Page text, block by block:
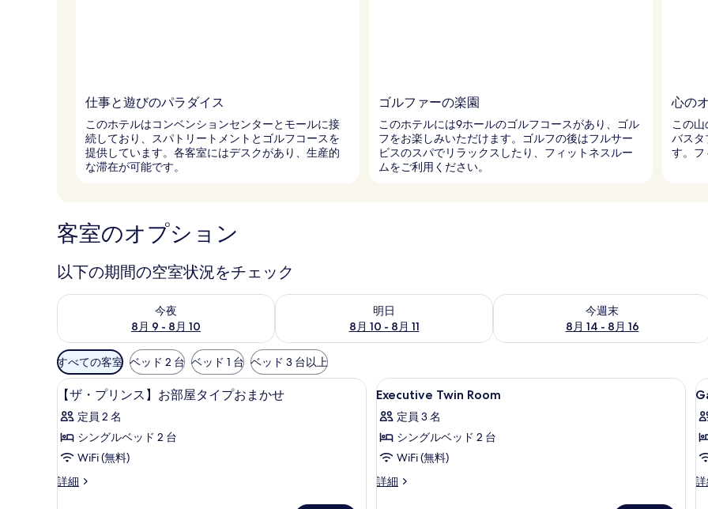
仕事と遊びのパラダイス
このホテルはコンベンションセンターとモールに接
続しており、スパトリートメントとゴルフコースを
提供しています。各客室にはデスクがあり、生産的
な滞在が可能です。
ゴルファーの楽園
このホテルには9ホールのゴルフコースがあり、ゴル
フをお楽しみいただけます。ゴルフの後はフルサー
ビスのスパでリラックスしたり、フィットネスルー
ムをご利用ください。
心の
この山
バスタ
す。フ
客室のオプション
以下の期間の空室状況をチェック
今夜
8月 9 - 8月 10
今夜 8月 9 - 8月 10 の空室状況をチェック
明日
8月 10 - 8月 11
明日 8月 10 - 8月 11 の空室状況をチェック
今週末
8月 14 - 8月 16
今週末 8月 14 - 8月 16 の空室状況をチ
利
用
可
能
な
客
室
の
すべての客室 ベッド 2 台 ベッド 1 台 ベッド 3 台以上
【ザ・
プ
リ
ン
お
ミニバー、セーフティボックス (室内)、デスク、遮光カーテン
1
【ザ・プリンス】お部屋タイプおまかせ
定員 2 名
シングルベッド 2 台
WiFi (無料)
詳細
【ザ・
Executive
Twin
Room
の
す
べ
ミニバー、セーフティボックス (室内)
1
Executive Twin Room
定員 3 名
シングルベッド 2 台
WiFi (無料)
詳細
Executive